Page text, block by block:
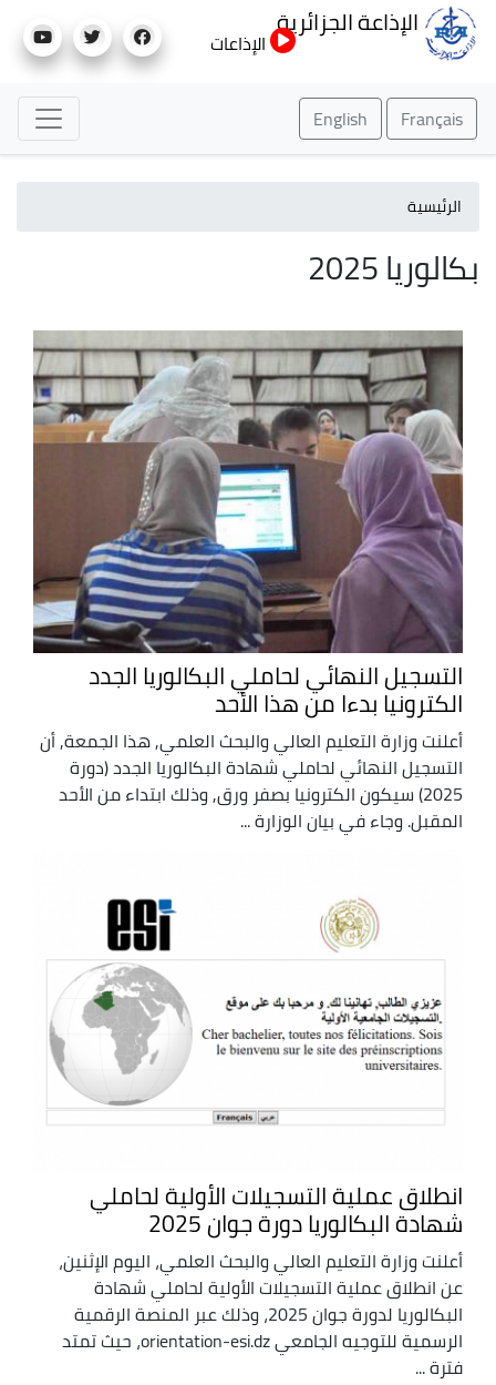
إلى
الإذاعة الجزائرية
الإذاعات
Français
English
الرئيسية
بكالوريا 2025
التسجيل النهائي لحاملي البكالوريا الجدد
الكترونيا بدءا من هذا الأحد
أعلنت وزارة التعليم العالي والبحث العلمي, هذا الجمعة, أن
التسجيل النهائي لحاملي شهادة البكالوريا الجدد (دورة
2025) سيكون الكترونيا بصفر ورق, وذلك ابتداء من الأحد
المقبل. وجاء في بيان الوزارة ...
انطلاق عملية التسجيلات الأولية لحاملي
شهادة البكالوريا دورة جوان 2025
أعلنت وزارة التعليم العالي والبحث العلمي، اليوم الإثنين،
عن انطلاق عملية التسجيلات الأولية لحاملي شهادة
البكالوريا لدورة جوان 2025، وذلك عبر المنصة الرقمية
الرسمية للتوجيه الجامعي orientation-esi.dz، حيث تمتد
فترة ...